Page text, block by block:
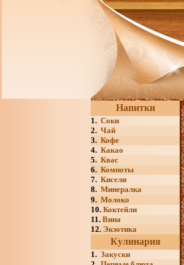
Напитки
1. Соки
2. Чай
3. Кофе
4. Какао
5. Квас
6. Компоты
7. Кисели
8. Минералка
9. Молоко
10. Коктейли
11. Вина
12. Экзотика
Кулинария
1. Закуски